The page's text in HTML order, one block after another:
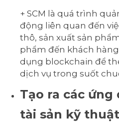
+ SCM là quá trình
động liên quan đến
thô, sản xuất sản
phẩm đến khách
dụng blockchain để
dịch vụ trong suốt
Tạo ra các
tài sản kỹ thuật